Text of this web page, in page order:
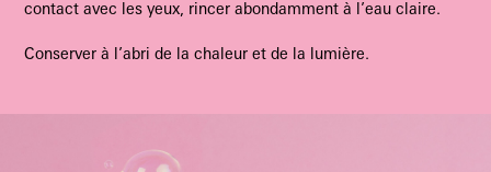
contact avec les yeux, rincer abondamment à l’eau claire.
Conserver à l’abri de la chaleur et de la lumière.